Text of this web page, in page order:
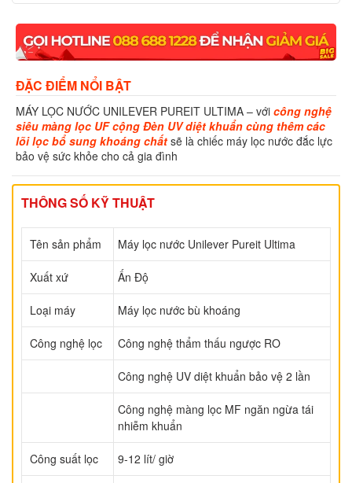
ĐẶC ĐIỂM NỔI BẬT
MÁY LỌC NƯỚC UNILEVER PUREIT ULTIMA – với công nghệ
siêu màng lọc UF cộng Đèn UV diệt khuẩn cùng thêm các
lõi lọc bổ sung khoáng chất sẽ là chiếc máy lọc nước đắc lực
bảo vệ sức khỏe cho cả gia đình
THÔNG SỐ KỸ THUẬT
Tên sản phẩm Máy lọc nước Unilever Pureit Ultima
Xuất xứ Ấn Độ
Loại máy Máy lọc nước bù khoáng
Công nghệ lọc Công nghệ thẩm thấu ngược RO
Công nghệ UV diệt khuẩn bảo vệ 2 lần
Công nghệ màng lọc MF ngăn ngừa tái
nhiễm khuẩn
Công suất lọc 9-12 lít/ giờ